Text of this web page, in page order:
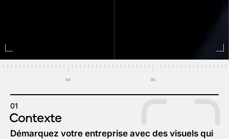
01
Contexte
Démarquez votre entreprise avec des visuels qui